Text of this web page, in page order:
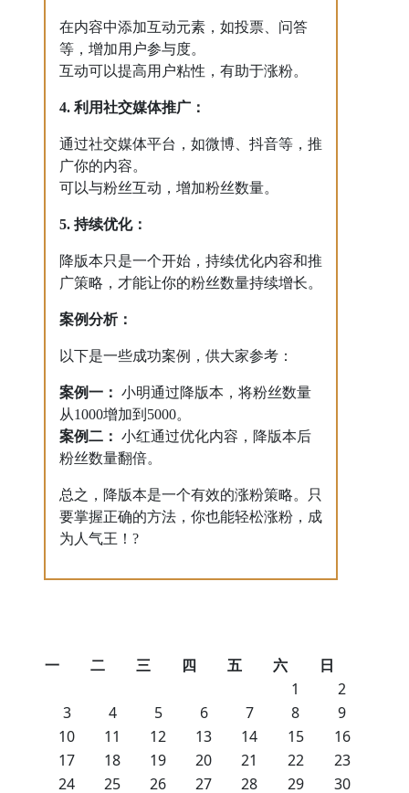
在内容中添加互动元素，如投票、问答
等，增加用户参与度。
互动可以提高用户粘性，有助于涨粉。
4. 利用社交媒体推广：
通过社交媒体平台，如微博、抖音等，推
广你的内容。
可以与粉丝互动，增加粉丝数量。
5. 持续优化：
降版本只是一个开始，持续优化内容和推
广策略，才能让你的粉丝数量持续增长。
案例分析：
以下是一些成功案例，供大家参考：
案例一： 小明通过降版本，将粉丝数量
从1000增加到5000。
案例二： 小红通过优化内容，降版本后
粉丝数量翻倍。
总之，降版本是一个有效的涨粉策略。只
要掌握正确的方法，你也能轻松涨粉，成
为人气王！?
一 二 三 四 五 六
日
1
2
3
4 5 6 7 8
9
10
11 12 13 14 15
16
17
18 19 20 21 22
23
24
25 26 27 28 29 30